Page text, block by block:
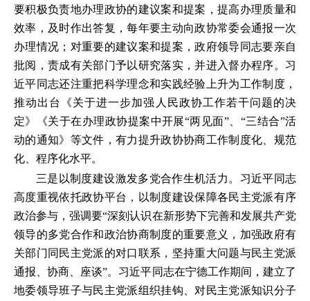
要积极负责地办理政协的建议案和提案，提高办理质量和
效率，及时作出答复，每年要主动向政协常委会通报一次
办理情况；对重要的建议案和提案，政府领导同志要亲自
批阅，责成有关部门予以研究落实，并进入督办程序。习
近平同志还注重把科学理念和实践经验上升为工作制度，
推动出台《关于进一步加强人民政协工作若干问题的决
定》《关于在办理政协提案中开展“两见面”、“三结合”活
动的通知》等文件，有力提升政协协商工作制度化、规范
化、程序化水平。
三是以制度建设激发多党合作生机活力。习近平同志
高度重视依托政协平台，以制度建设保障各民主党派有序
政治参与，强调要“深刻认识在新形势下完善和发展共产党
领导的多党合作和政治协商制度的重要意义，加强政府有
关部门同民主党派的对口联系，坚持重大问题与民主党派
通报、协商、座谈”。习近平同志在宁德工作期间，建立了
地委领导班子与民主党派组织挂钩、对民主党派知识分子